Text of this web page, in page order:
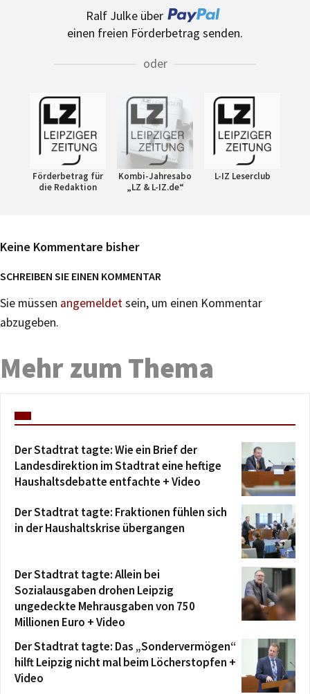
Ralf Julke über
einen freien Förderbetrag senden.
oder
Förderbetrag für
die Redaktion
Kombi-Jahresabo
„LZ & L-IZ.de“
L-IZ Leserclub
Keine Kommentare bisher
SCHREIBEN SIE EINEN KOMMENTAR
Sie müssen angemeldetsein, um einen Kommentar
abzugeben.
Mehr zum Thema
Der Stadtrat tagte: Wie ein Brief der
Landesdirektion im Stadtrat eine heftige
Haushaltsdebatte entfachte + Video
Der Stadtrat tagte: Fraktionen fühlen sich
in der Haushaltskrise übergangen
Der Stadtrat tagte: Allein bei
Sozialausgaben drohen Leipzig
ungedeckte Mehrausgaben von 750
Millionen Euro + Video
Der Stadtrat tagte: Das „Sondervermögen“
hilft Leipzig nicht mal beim Löcherstopfen +
Video